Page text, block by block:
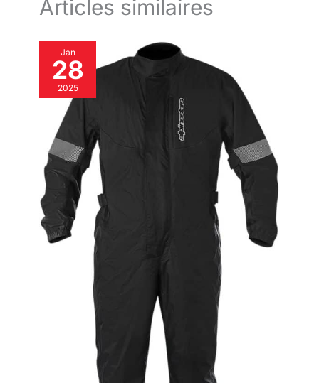
Articles similaires
Jan
28
2025